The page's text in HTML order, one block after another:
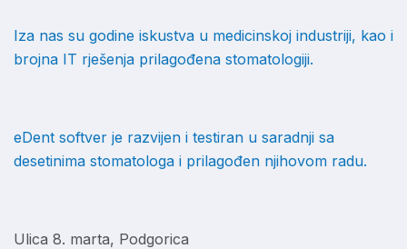
Iza nas su godine iskustva u medicinskoj industriji, kao i
brojna IT rješenja prilagođena stomatologiji.
eDent softver je razvijen i testiran u saradnji sa
desetinima stomatologa i prilagođen njihovom radu.
Ulica 8. marta, Podgorica